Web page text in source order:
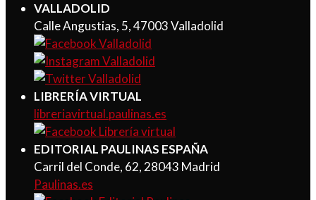
VALLADOLID
Calle Angustias, 5, 47003 Valladolid
LIBRERÍA VIRTUAL
libreriavirtual.paulinas.es
EDITORIAL PAULINAS ESPAÑA
Carril del Conde, 62, 28043 Madrid
Paulinas.es